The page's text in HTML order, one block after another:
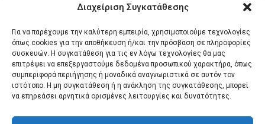
Διαχείριση Συγκατάθεσης
Για να παρέχουμε την καλύτερη εμπειρία, χρησιμοποιούμε τεχνολογίες
όπως cookies για την αποθήκευση ή/και την πρόσβαση σε πληροφορίες
συσκευών. Η συγκατάθεση για τις εν λόγω τεχνολογίες θα μας
επιτρέψει να επεξεργαστούμε δεδομένα προσωπικού χαρακτήρα, όπως
συμπεριφορά περιήγησης ή μοναδικά αναγνωριστικά σε αυτόν τον
ιστότοπο. Η μη συγκατάθεση ή η ανάκληση της συγκατάθεσης, μπορεί
να επηρεάσει αρνητικά ορισμένες λειτουργίες και δυνατότητες.
email:info@generalmusic.gr
Ωρες Λειτουργίας:
Δευτέρα – Παρασκευή 10:00 – 17:00